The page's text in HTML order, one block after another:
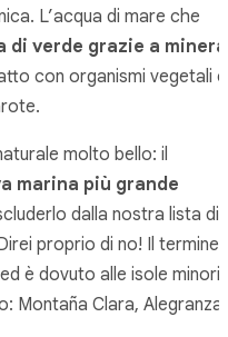
L’acqua di mare che
di verde grazie a
con organismi vegetali e
molto bello: il
marina più grande
dalla nostra lista di
proprio di no! Il termine
è dovuto alle isole minori
Montaña Clara, Alegranza